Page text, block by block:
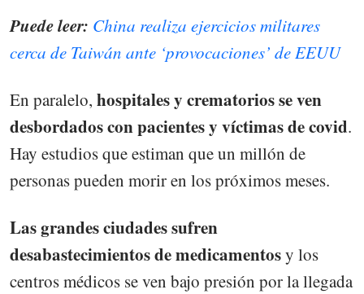
Puede leer: China realiza ejercicios militares
cerca de Taiwán ante ‘provocaciones’ de EEUU
En paralelo, hospitales y crematorios se ven
desbordados con pacientes y víctimas de covid.
Hay estudios que estiman que un millón de
personas pueden morir en los próximos meses.
Las grandes ciudades sufren
desabastecimientos de medicamentosy los
centros médicos se ven bajo presión por la llegada